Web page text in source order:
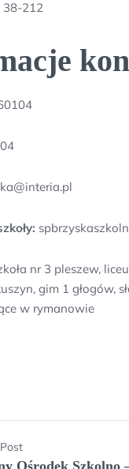
38-212
nr 3 pleszew,
gim 1 głogów,
w rymanowie
Ośrodek Szkolno